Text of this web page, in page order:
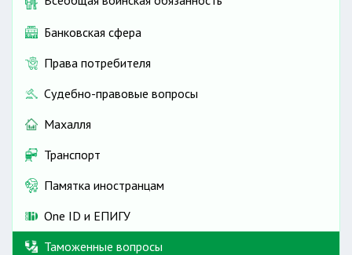
Банковская сфера
Права потребителя
Судебно-правовые вопросы
Махалля
Транспорт
Памятка иностранцам
One ID и ЕПИГУ
Таможенные вопросы